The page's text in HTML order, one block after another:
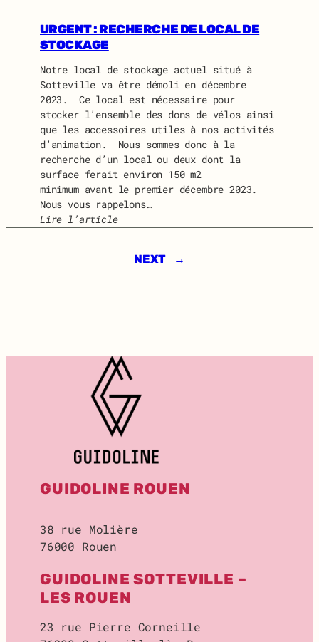
O
N
E
I
N
E
W
S
J
U
I
L
L
E
T
URGENT : RECHERCHE DE LOCAL DE
STOCKAGE
Notre local de stockage actuel situé à
Sotteville va être démoli en décembre
2023. Ce local est nécessaire pour
stocker l’ensemble des dons de vélos ainsi
que les accessoires utiles à nos activités
d’animation. Nous sommes donc à la
recherche d’un local ou deux dont la
surface ferait environ 150 m2
minimum avant le premier décembre 2023.
Nous vous rappelons…
Lire l’article
R
E
C
H
E
R
H
D
O
L
D
S
NEXT →
GUIDOLINE ROUEN
38 rue Molière
76000 Rouen
GUIDOLINE SOTTEVILLE –
LES ROUEN
23 rue Pierre Corneille